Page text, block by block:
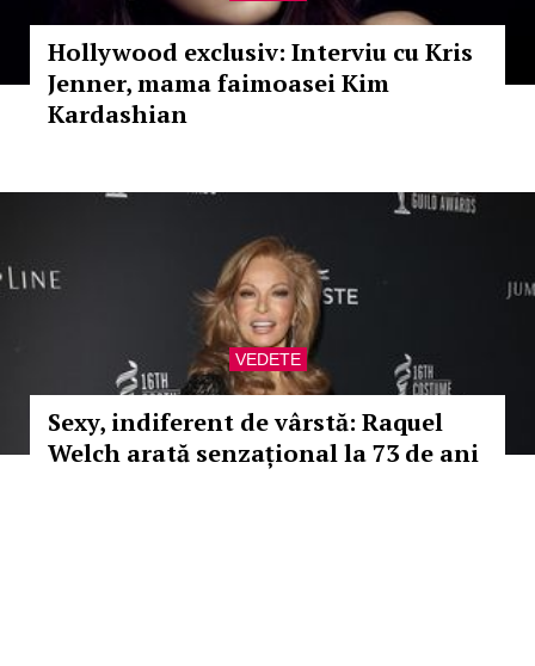
Hollywood exclusiv: Interviu cu Kris
Jenner, mama faimoasei Kim
Kardashian
VEDETE
Sexy, indiferent de vârstă: Raquel
Welch arată senzațional la 73 de ani